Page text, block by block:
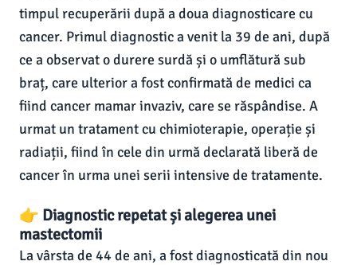
timpul recuperării după a doua diagnosticare cu
cancer. Primul diagnostic a venit la 39 de ani, după
ce a observat o durere surdă și o umflătură sub
braț, care ulterior a fost confirmată de medici ca
fiind cancer mamar invaziv, care se răspândise. A
urmat un tratament cu chimioterapie, operație și
radiații, fiind în cele din urmă declarată liberă de
cancer în urma unei serii intensive de tratamente.
👉 Diagnostic repetat și alegerea unei
mastectomii
La vârsta de 44 de ani, a fost diagnosticată din nou